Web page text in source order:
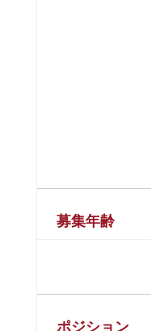
募集年齢
ポジション